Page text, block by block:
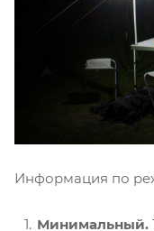
Информация по
Минимальный.